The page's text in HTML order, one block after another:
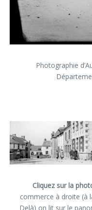
Photographie
Cliquez sur la
commerce à droite (à
Delà) on lit sur le